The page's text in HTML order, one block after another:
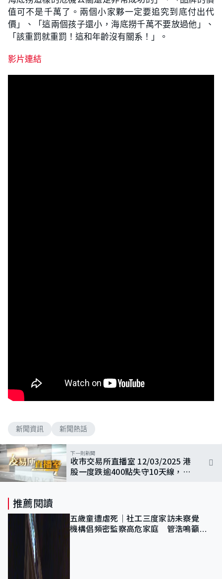
值可不是千萬了。兩個小家夥一定要追究到底付出代
價」、「這兩個孩子還小，海底撈千萬不要放過他」、
「該重罰就重罰！這和年齡沒有關系！」。
影片連結
新聞資訊 新聞熱話
下一則新聞
收市交易所直播室 12/03/2025 港
股一度跌逾400點失守10天線，後
推薦閱讀
五歲童遭虐死｜社工三度家訪未察覺
機構倡頻密監察高危家庭 管浩鳴籲加